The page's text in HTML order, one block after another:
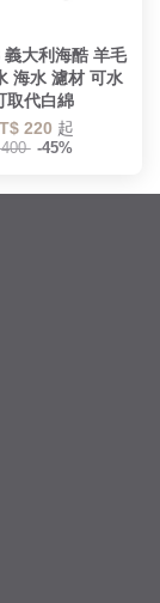
義大利海酷 羊毛
海水 濾材 可水
取代白綿
220 起
400 -45%